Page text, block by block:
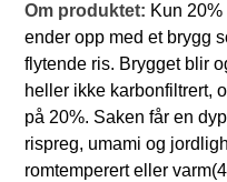
Om produktet: Kun
ender opp med et brygg
flytende ris. Brygget blir
heller ikke karbonfiltrert,
på 20%. Saken får en
rispreg, umami og
romtemperert eller